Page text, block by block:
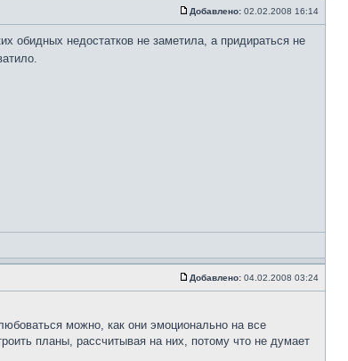
Добавлено: 02.02.2008 16:14
обидных недостатков не заметила, а придираться не
Добавлено: 04.02.2008 03:24
можно, как они эмоционально на все
планы, рассчитывая на них, потому что не думает